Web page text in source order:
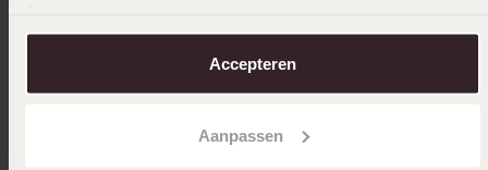
over in onscookiebeleid.
Accepteren
Aanpassen
13999